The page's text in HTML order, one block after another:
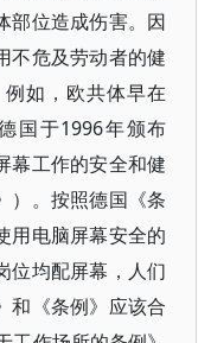
部位造成伤害。因
不危及劳动者的健
如，欧共体早在
国于1996年颁布
幕工作的安全和健
）。按照德国《条
用电脑屏幕安全的
位均配屏幕，人们
和《条例》应该合